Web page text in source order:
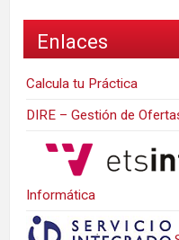
Enlaces
Calcula tu Práctica
DIRE – Gestión de
Informática